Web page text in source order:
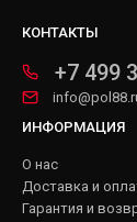
КОНТАКТЫ
+7 499
ИНФОРМАЦИЯ
О нас
Доставка и
Гарантия и